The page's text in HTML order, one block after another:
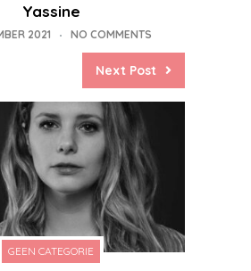
Yassine
2021 NO COMMENTS
Next Post
GEEN CATEGORIE